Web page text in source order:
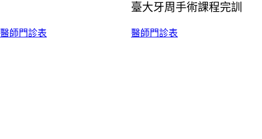
臺大牙周手術課程完訓
醫師門診表 醫師門診表